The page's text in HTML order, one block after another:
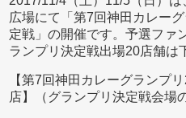
広場にて「第7回神田カレー
定戦」の開催です。予選ファ
ランプリ決定戦出場20店舗は
【第7回神田カレーグランプ
店】（グランプリ決定戦会場